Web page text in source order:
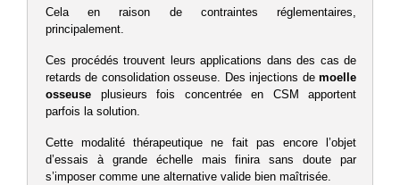
Cela en raison de contraintes réglementaires,
principalement.
Ces procédés trouvent leurs applications dans des cas de
retards de consolidation osseuse. Des injections de moelle
osseuse plusieurs fois concentrée en CSM apportent
parfois la solution.
Cette modalité thérapeutique ne fait pas encore l’objet
d’essais à grande échelle mais finira sans doute par
s’imposer comme une alternative valide bien maîtrisée.